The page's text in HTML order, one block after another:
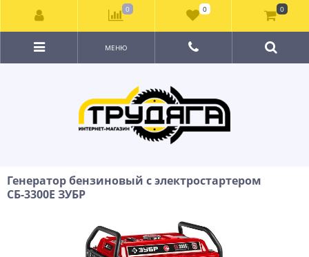
МЕНЮ
Генератор бензиновый с электростартером
СБ-3300Е ЗУБР
0 0 0